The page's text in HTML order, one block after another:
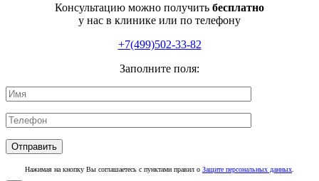
Консультацию можно получить бесплатно
у нас в клинике или по телефону
+7(499)502-33-82
Заполните поля:
Нажимая на кнопку Вы соглашаетесь с пунктами правил о Защите персональных данных